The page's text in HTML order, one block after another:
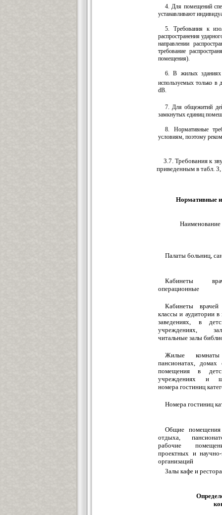
4. Для помещений
устанавливают
5. Требования к
распространения
направлении
требование
помещения).
6. В жилых зданиях
используемых только в
dB.
7. Для общежитий
замкнутых единиц
8. Нормативные
условиям, поэтому
3.7. Требования к
приведенным в табл.
Нормативные
Палаты больниц,
Кабинеты
операционные
Кабинеты
классы и аудитории
заведениях, в
учреждениях,
читальные залы
Жилые
пансионатах, домах
помещения в
учреждениях и
номера гостиниц
Номера гостиниц
Общие
отдыха,
рабочие
проектных и научно-
организаций
Залы кафе и